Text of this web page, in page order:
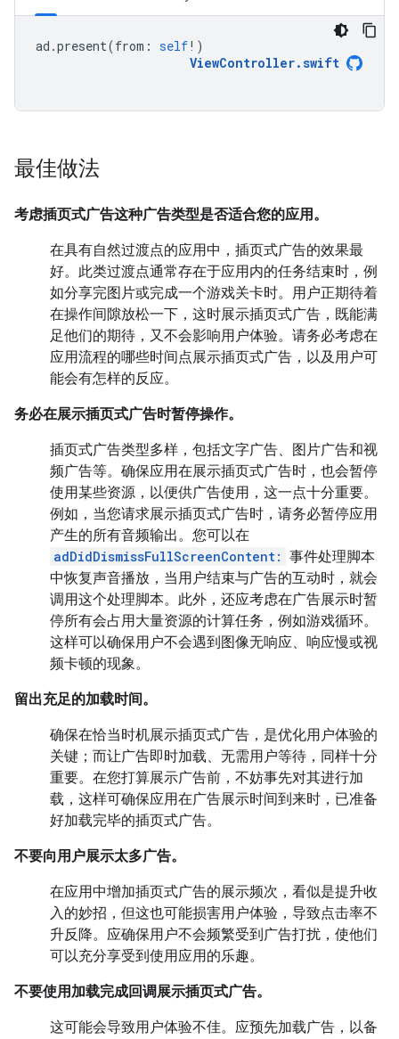
ad .present(from : self!)
ViewController.swift
最佳做法
考虑插页式广告这种广告类型是否适合您的应用。
在具有自然过渡点的应用中，插页式广告的效果最
好。此类过渡点通常存在于应用内的任务结束时，例
如分享完图片或完成一个游戏关卡时。用户正期待着
在操作间隙放松一下，这时展示插页式广告，既能满
足他们的期待，又不会影响用户体验。请务必考虑在
应用流程的哪些时间点展示插页式广告，以及用户可
能会有怎样的反应。
务必在展示插页式广告时暂停操作。
插页式广告类型多样，包括文字广告、图片广告和视
频广告等。确保应用在展示插页式广告时，也会暂停
使用某些资源，以便供广告使用，这一点十分重要。
例如，当您请求展示插页式广告时，请务必暂停应用
产生的所有音频输出。您可以在
adDidDismissFullScreenContent: 事件处理脚本
中恢复声音播放，当用户结束与广告的互动时，就会
调用这个处理脚本。此外，还应考虑在广告展示时暂
停所有会占用大量资源的计算任务，例如游戏循环。
这样可以确保用户不会遇到图像无响应、响应慢或视
频卡顿的现象。
留出充足的加载时间。
确保在恰当时机展示插页式广告，是优化用户体验的
关键；而让广告即时加载、无需用户等待，同样十分
重要。在您打算展示广告前，不妨事先对其进行加
载，这样可确保应用在广告展示时间到来时，已准备
好加载完毕的插页式广告。
不要向用户展示太多广告。
在应用中增加插页式广告的展示频次，看似是提升收
入的妙招，但这也可能损害用户体验，导致点击率不
升反降。应确保用户不会频繁受到广告打扰，使他们
可以充分享受到使用应用的乐趣。
不要使用加载完成回调展示插页式广告。
这可能会导致用户体验不佳。应预先加载广告，以备